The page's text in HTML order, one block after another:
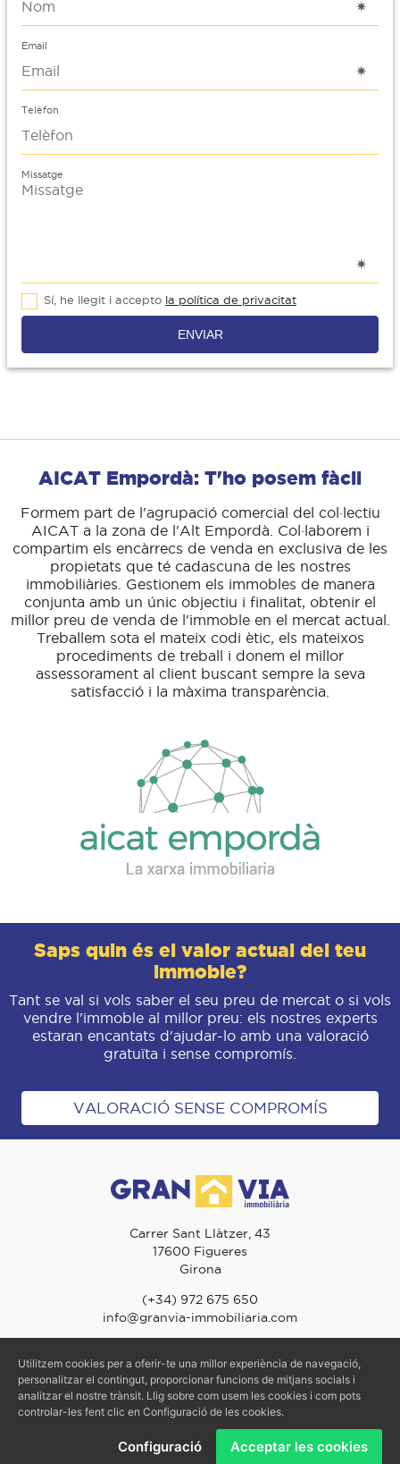
Email
Telèfon
Missatge
Sí, he llegit i accepto la política de privacitat
ENVIAR
AICAT Empordà: T'ho posem fàcil
Formem part de l'agrupació comercial del col·lectiu
AICAT a la zona de l'Alt Empordà. Col·laborem i
compartim els encàrrecs de venda en exclusiva de les
propietats que té cadascuna de les nostres
immobiliàries. Gestionem els immobles de manera
conjunta amb un únic objectiu i finalitat, obtenir el
millor preu de venda de l'immoble en el mercat actual.
Treballem sota el mateix codi ètic, els mateixos
procediments de treball i donem el millor
assessorament al client buscant sempre la seva
satisfacció i la màxima transparència.
Saps quin és el valor actual del teu
immoble?
Tant se val si vols saber el seu preu de mercat o si vols
vendre l'immoble al millor preu: els nostres experts
estaran encantats d'ajudar-lo amb una valoració
gratuïta i sense compromís.
VALORACIÓ SENSE COMPROMÍS
Carrer Sant Llàtzer, 43
17600 Figueres
Girona
(+34) 972 675 650
info@granvia-immobiliaria.com
© 2026 Gran Via Immobiliària - TOTS ELS DRETS RESERVATS
Avís Legal-Política de Privacitat-Política de Cookies
Utilitzem cookies per a oferir-te una millor experiència de navegació,
personalitzar el contingut, proporcionar funcions de mitjans socials i
analitzar el nostre trànsit. Llig sobre com usem les cookies i com pots
controlar-les fent clic en Configuració de les cookies.
Configuració Acceptar les cookies